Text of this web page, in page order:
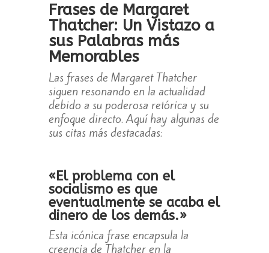
Frases de Margaret
Thatcher: Un Vistazo a
sus Palabras más
Memorables
Las frases de Margaret Thatcher
siguen resonando en la actualidad
debido a su poderosa retórica y su
enfoque directo. Aquí hay algunas de
sus citas más destacadas:
«El problema con el
socialismo es que
eventualmente se acaba el
dinero de los demás.»
Esta icónica frase encapsula la
creencia de Thatcher en la